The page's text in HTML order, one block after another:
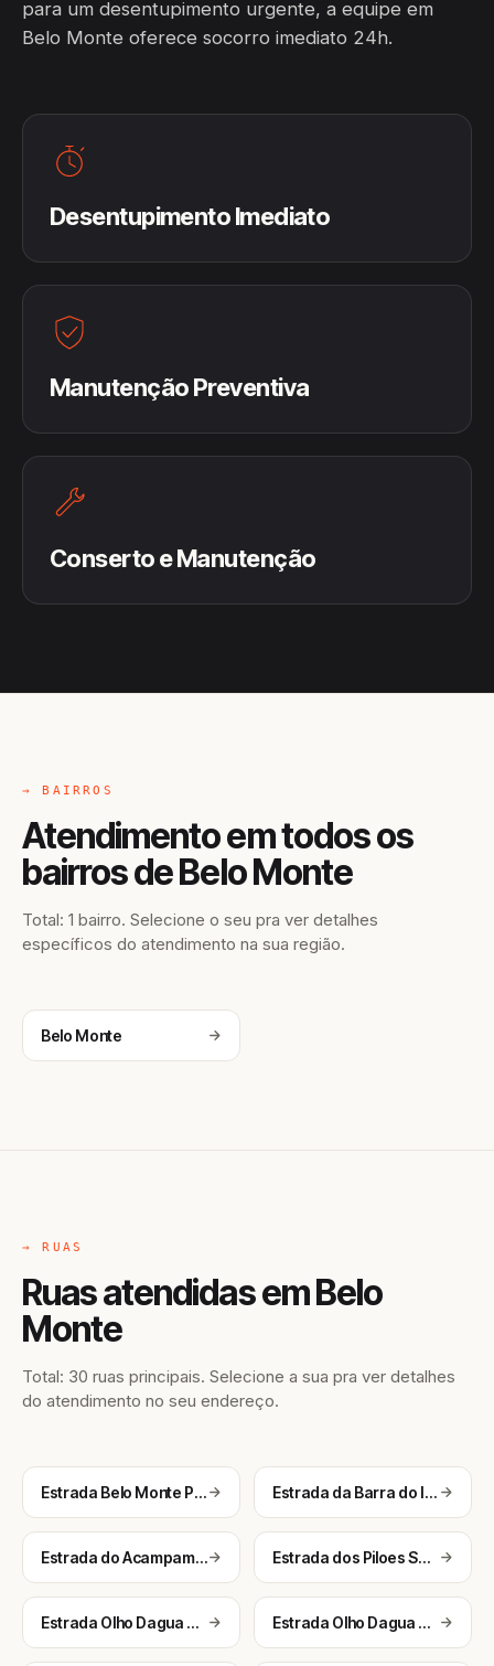
para um desentupimento urgente, a equipe em
Belo Monte oferece socorro imediato 24h.
Desentupimento Imediato
Manutenção Preventiva
Conserto e Manutenção
→ BAIRROS
Atendimento em todos os
bairros de Belo Monte
Total: 1 bairro. Selecione o seu pra ver detalhes
específicos do atendimento na sua região.
Belo Monte
→ RUAS
Ruas atendidas em Belo
Monte
Total: 30 ruas principais. Selecione a sua pra ver detalhes
do atendimento no seu endereço.
Estrada Belo Monte Pará Batalha Estrada da Barra do Ipanema
Estrada do Acampamento Velho Chico Estrada dos Piloes Sentido Piranhas
Estrada Olho Dagua Pará Piranhas Estrada Olho Dagua Velho